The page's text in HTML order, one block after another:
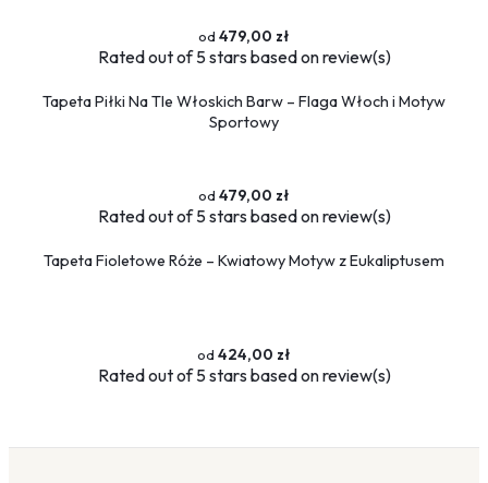
479,00 zł
Ratedout of 5 stars based onreview(s)
Tapeta Piłki Na Tle Włoskich Barw – Flaga Włoch i Motyw
Sportowy
479,00 zł
Ratedout of 5 stars based onreview(s)
Tapeta Fioletowe Róże – Kwiatowy Motyw z Eukaliptusem
424,00 zł
Ratedout of 5 stars based onreview(s)